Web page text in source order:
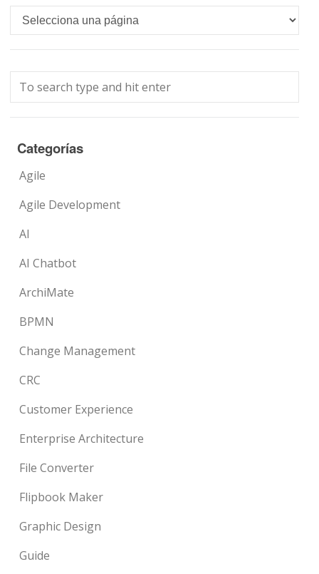
Languages
Categorías
Agile
Agile Development
AI
AI Chatbot
ArchiMate
BPMN
Change Management
CRC
Customer Experience
Enterprise Architecture
File Converter
Flipbook Maker
Graphic Design
Guide